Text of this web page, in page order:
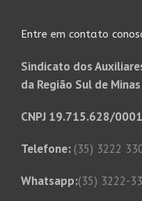
Entre em contato
Sindicato dos
da Região Sul de
CNPJ 19.715.628/
Telefone: (35) 3222
Whatsapp:(35) 3222-